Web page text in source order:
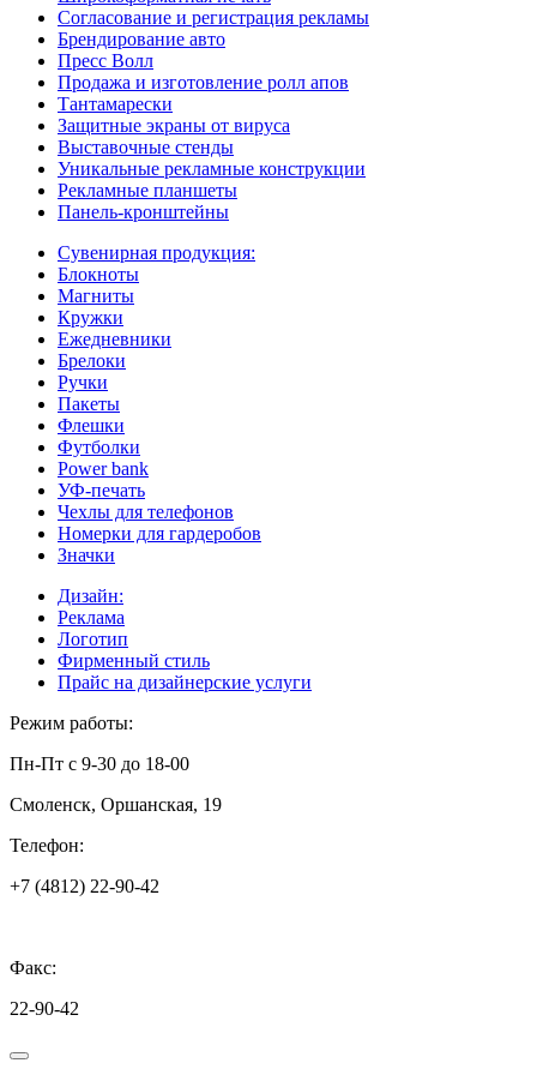
Согласование и регистрация рекламы
Брендирование авто
Пресс Волл
Продажа и изготовление ролл апов
Тантамарески
Защитные экраны от вируса
Выставочные стенды
Уникальные рекламные конструкции
Рекламные планшеты
Панель-кронштейны
Сувенирная продукция:
Блокноты
Магниты
Кружки
Ежедневники
Брелоки
Ручки
Пакеты
Флешки
Футболки
Power bank
УФ-печать
Чехлы для телефонов
Номерки для гардеробов
Значки
Дизайн:
Реклама
Логотип
Фирменный стиль
Прайс на дизайнерские услуги
Режим работы:
Пн-Пт с 9-30 до 18-00
Смоленск, Оршанская, 19
Телефон:
+7 (4812) 22-90-42
Факс:
22-90-42